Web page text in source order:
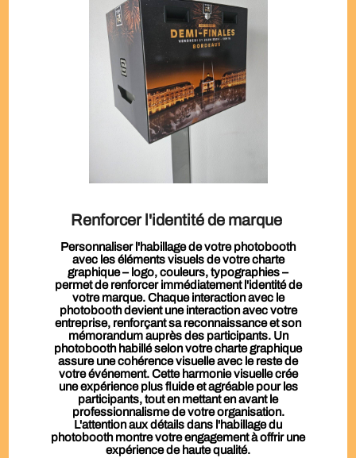
Renforcer l'identité de marque
Personnaliser l'habillage de votre photobooth
avec les éléments visuels de votre charte
graphique – logo, couleurs, typographies –
permet de renforcer immédiatement l'identité de
votre marque. Chaque interaction avec le
photobooth devient une interaction avec votre
entreprise, renforçant sa reconnaissance et son
mémorandum auprès des participants. Un
photobooth habillé selon votre charte graphique
assure une cohérence visuelle avec le reste de
votre événement. Cette harmonie visuelle crée
une expérience plus fluide et agréable pour les
participants, tout en mettant en avant le
professionnalisme de votre organisation.
L'attention aux détails dans l'habillage du
photobooth montre votre engagement à offrir une
expérience de haute qualité.